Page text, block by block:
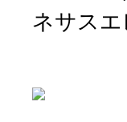
ネサス